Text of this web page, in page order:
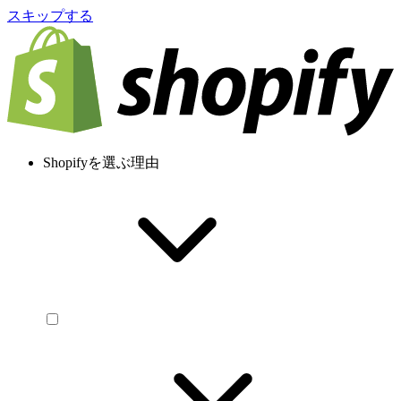
スキップする
Shopifyを選ぶ理由